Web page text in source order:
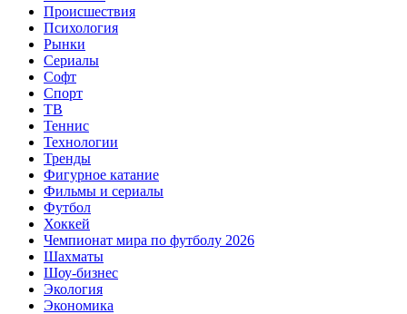
Происшествия
Психология
Рынки
Сериалы
Софт
Спорт
ТВ
Теннис
Технологии
Тренды
Фигурное катание
Фильмы и сериалы
Футбол
Хоккей
Чемпионат мира по футболу 2026
Шахматы
Шоу-бизнес
Экология
Экономика